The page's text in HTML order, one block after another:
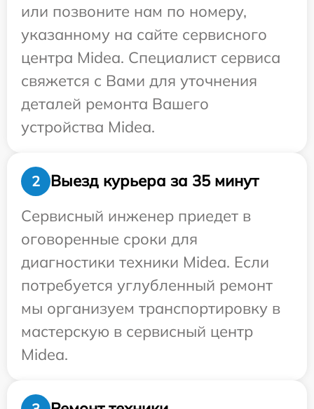
или позвоните нам по номеру,
указанному на сайте сервисного
центра Midea. Специалист сервиса
свяжется с Вами для уточнения
деталей ремонта Вашего
устройства Midea.
2
Выезд курьера за 35 минут
Сервисный инженер приедет в
оговоренные сроки для
диагностики техники Midea. Если
потребуется углубленный ремонт
мы организуем транспортировку в
мастерскую в сервисный центр
Midea.